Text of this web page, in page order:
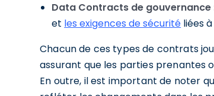
Data Contracts de gouvernance
et les exigences de sécurité liées
Chacun de ces types de contrats
assurant que les parties prenantes
En outre, il est important de noter